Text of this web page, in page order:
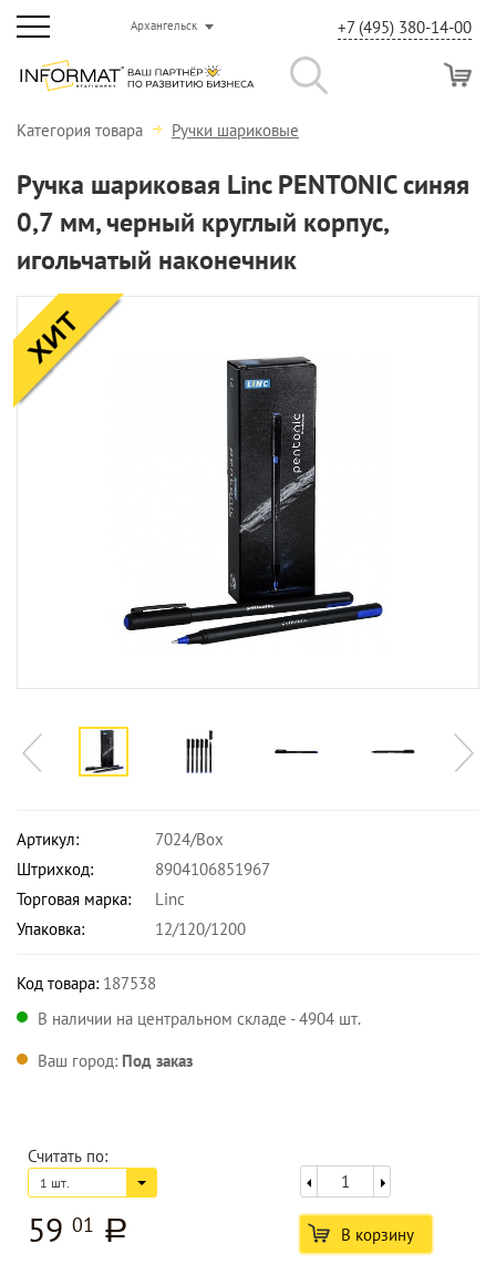
Архангельск +7 (495) 380-14-00
Категория товара Ручки шариковые
Ручка шариковая Linc PENTONIC синяя
0,7 мм, черный круглый корпус,
игольчатый наконечник
Артикул:
7024/Box
Штрихкод:
8904106851967
Торговая марка:
Linc
Упаковка:
12/120/1200
Код товара: 187538
В наличии на центральном складе - 4904 шт.
Ваш город: Под заказ
Считать по:
1 шт.
59 01 a В корзину